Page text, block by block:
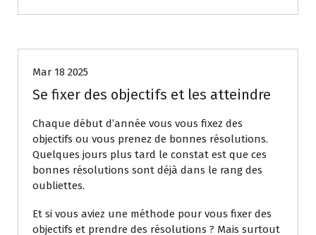
Mar 18 2025
Se fixer des objectifs et les atteindre
Chaque début d’année vous vous fixez des
objectifs ou vous prenez de bonnes résolutions.
Quelques jours plus tard le constat est que ces
bonnes résolutions sont déjà dans le rang des
oubliettes.
Et si vous aviez une méthode pour vous fixer des
objectifs et prendre des résolutions ? Mais surtout